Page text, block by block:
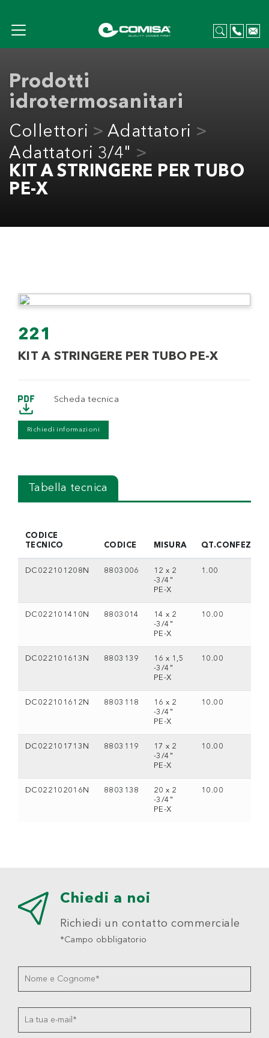
Prodotti
idrotermosanitari
Collettori
Adattatori
Adattatori 3/4"
KIT A STRINGERE PER TUBO
PE-X
221
KIT A STRINGERE PER TUBO PE-X
Scheda tecnica
Richiedi informazioni
Tabella tecnica
CODICE
TECNICO
CODICE MISURA
DC022101208N 8803006
12 x 2
-3/4"
PE-X
1.00
DC022101410N 8803014
14 x 2
-3/4"
PE-X
10.00
DC022101613N 8803139
16 x 1,5
-3/4"
PE-X
10.00
DC022101612N 8803118
16 x 2
-3/4"
PE-X
10.00
DC022101713N 8803119
17 x 2
-3/4"
PE-X
10.00
DC022102016N 8803138
20 x 2
-3/4"
PE-X
10.00
Chiedi a noi
Richiedi un contatto commerciale
*Campo obbligatorio